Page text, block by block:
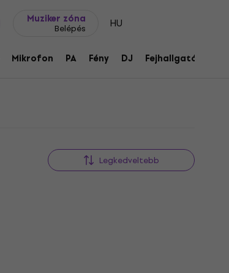
Muziker zóna
Belépés HU
Mikrofon PA Fény DJ Fejhallgató
Legkedveltebb